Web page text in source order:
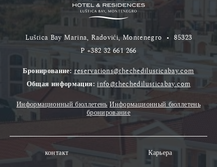
Luštica Bay Marina, Radovići, Montenegro •85323
P +382 32 661 266
Бронирование: reservations@thechedilusticabay.com
Общая информация: info@thechedilusticabay.com
Информационный бюллетень Информационный бюллетень
бронирование
контакт
Карьера